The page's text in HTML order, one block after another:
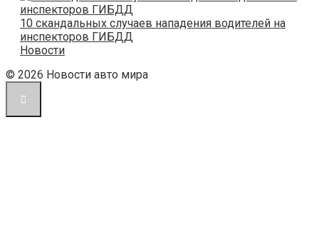
10 скандальных случаев нападения водителей на
инспекторов ГИБДД
Новости
© 2026 Новости авто мира